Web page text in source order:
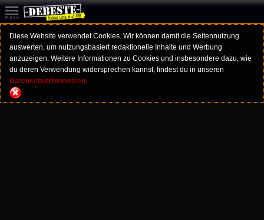
Diese Website verwendet Cookies. Wir können damit die Seitennutzung
auswerten, um nutzungsbasiert redaktionelle Inhalte und Werbung
anzuzeigen. Weitere Informationen zu Cookies und insbesondere dazu, wie
du deren Verwendung widersprechen kannst, findest du in unseren
Datenschutzhinweisen.